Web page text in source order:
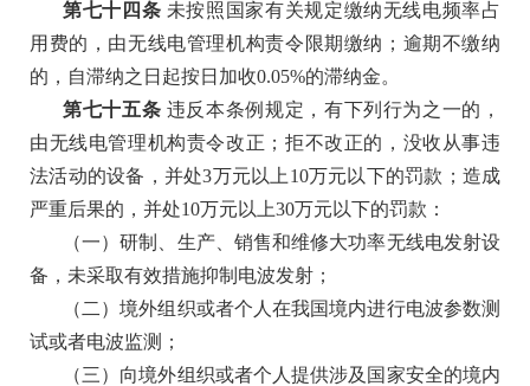
第七十四条 未按照国家有关规定缴纳无线电频率占
用费的，由无线电管理机构责令限期缴纳；逾期不缴纳
的，自滞纳之日起按日加收0.05%的滞纳金。
第七十五条 违反本条例规定，有下列行为之一的，
由无线电管理机构责令改正；拒不改正的，没收从事违
法活动的设备，并处3万元以上10万元以下的罚款；造成
严重后果的，并处10万元以上30万元以下的罚款：
（一）研制、生产、销售和维修大功率无线电发射设
备，未采取有效措施抑制电波发射；
（二）境外组织或者个人在我国境内进行电波参数测
试或者电波监测；
（三）向境外组织或者个人提供涉及国家安全的境内